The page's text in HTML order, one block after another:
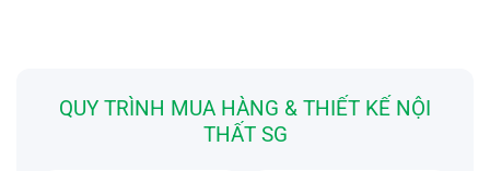
QUY TRÌNH MUA HÀNG & THIẾT KẾ NỘI
THẤT SG